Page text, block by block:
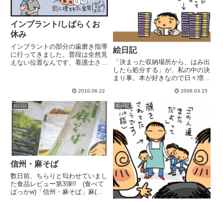
インプラント/しばらくお
休み
インプラントの部分の歯磨き指導
に行ってきました。普段は全然見
えない位置なんです、看護士さん
ｺｼｺｼｺｼ前回の手術で新たに増骨
した部分と、インプラント部...
2010.06.22
絵日記
「決まった収納場所から、はみ出
したら処分する」が、私の中の決
まり事。本が好きなので日々増殖
袋1枚分たまれば処分してたので
すが今回は思い切って大量に古本
屋に持って行こう! と思い整理
中。イマイチだった本はすぐ処
分...
2006.03.15
絵日記
信州・麻そば
数日前、ちらりと匂わせていまし
た食品レビュー第3弾!! (食べて
ばっかw)「信州・麻そば」麻(ヘ
絵日記